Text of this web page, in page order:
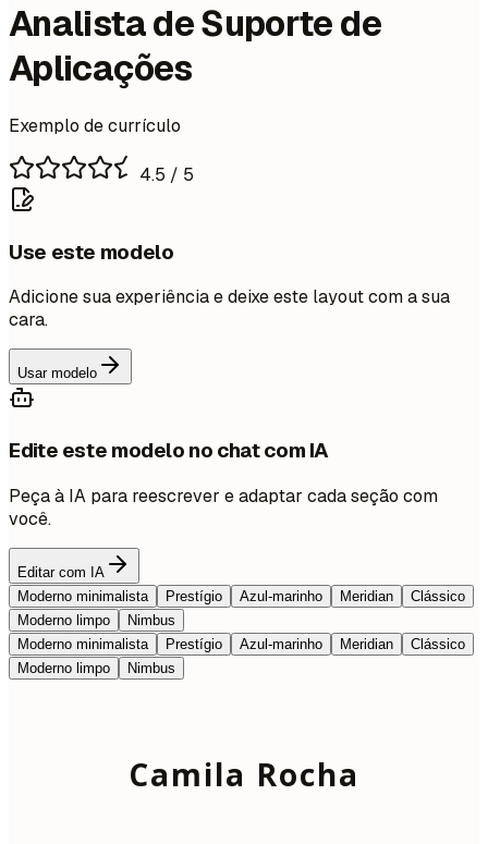
Analista de Suporte de
Aplicações
Exemplo de currículo
4.5 / 5
Use este modelo
Adicione sua experiência e deixe este layout com a sua
cara.
Usar modelo
Edite este modelo no chat com IA
Peça à IA para reescrever e adaptar cada seção com
você.
Editar com IA
Moderno minimalista
Prestígio Azul-marinho Meridian
Clássico
Moderno limpo
Nimbus
Moderno minimalista
Prestígio Azul-marinho Meridian
Clássico
Moderno limpo
Nimbus
Camila Rocha